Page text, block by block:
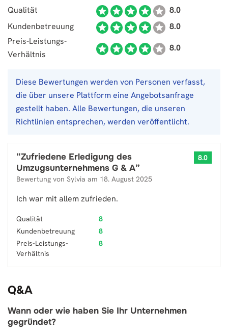
Qualität
8.0
Kundenbetreuung
8.0
Preis-Leistungs-
Verhältnis
8.0
Diese Bewertungen werden von Personen verfasst,
die über unsere Plattform eine Angebotsanfrage
gestellt haben. Alle Bewertungen, die unseren
Richtlinien entsprechen, werden veröffentlicht.
“Zufriedene Erledigung des
Umzugsunternehmens G & A”
Bewertung von Sylvia am 18. August 2025
8.0
Ich war mit allem zufrieden.
Qualität
8
Kundenbetreuung
8
Preis-Leistungs-
Verhältnis
8
Q&A
Wann oder wie haben Sie Ihr Unternehmen
gegründet?